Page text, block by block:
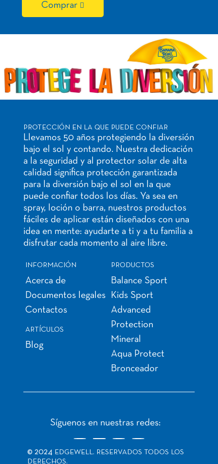
Comprar
PROTECCIÓN EN LA QUE PUEDE CONFIAR
Llevamos 50 años protegiendo la diversión
bajo el sol y contando. Nuestra dedicación
a la seguridad y al protector solar de alta
calidad significa protección garantizada
para la diversión bajo el sol en la que
puede confiar todos los días. Ya sea en
spray, loción o barra, nuestros productos
fáciles de aplicar están diseñados con una
idea en mente: ayudarte a ti y a tu familia a
disfrutar cada momento al aire libre.
INFORMACIÓN
Acerca de
Documentos legales
Contactos
ARTÍCULOS
Blog
PRODUCTOS
Balance Sport
Kids Sport
Advanced
Protection
Mineral
Aqua Protect
Bronceador
© 2024 EDGEWELL. RESERVADOS TODOS LOS
DERECHOS.
Síguenos en nuestras redes: